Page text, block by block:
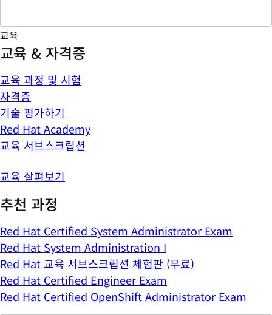
교육
교육 & 자격증
교육 과정 및 시험
자격증
기술 평가하기
Red Hat Academy
교육 서브스크립션
교육 살펴보기
추천 과정
Red Hat Certified System Administrator Exam
Red Hat System Administration I
Red Hat 교육 서브스크립션 체험판 (무료)
Red Hat Certified Engineer Exam
Red Hat Certified OpenShift Administrator Exam